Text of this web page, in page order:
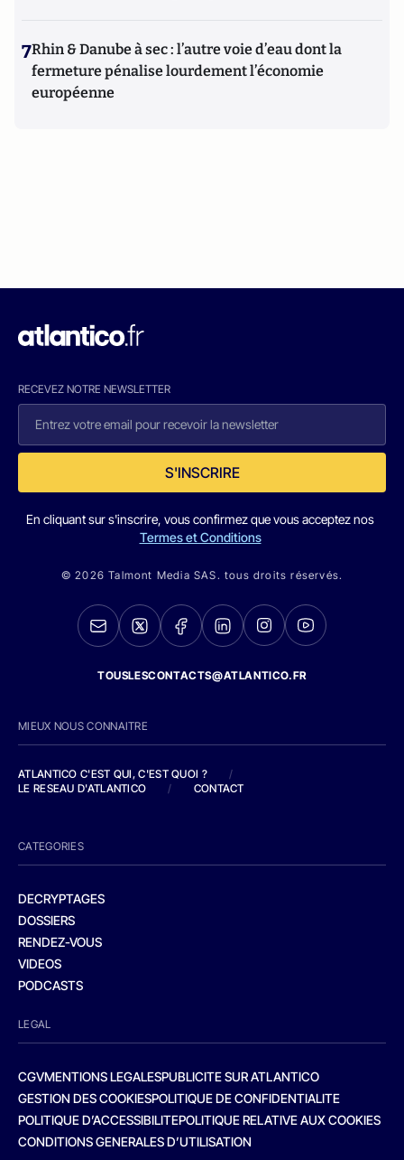
7Rhin & Danube à sec : l’autre voie d’eau dont la
fermeture pénalise lourdement l’économie
européenne
RECEVEZ NOTRE NEWSLETTER
S'INSCRIRE
En cliquant sur s'inscrire, vous confirmez que vous acceptez nos
Termes et Conditions
© 2026 Talmont Media SAS. tous droits réservés.
TOUSLESCONTACTS@ATLANTICO.FR
MIEUX NOUS CONNAITRE
ATLANTICO C'EST QUI, C'EST QUOI ?
/
LE RESEAU D'ATLANTICO
/ CONTACT
CATEGORIES
DECRYPTAGES
DOSSIERS
RENDEZ-VOUS
VIDEOS
PODCASTS
LEGAL
CGVMENTIONS LEGALESPUBLICITE SUR ATLANTICO
GESTION DES COOKIESPOLITIQUE DE CONFIDENTIALITE
POLITIQUE D’ACCESSIBILITEPOLITIQUE RELATIVE AUX COOKIES
CONDITIONS GENERALES D’UTILISATION